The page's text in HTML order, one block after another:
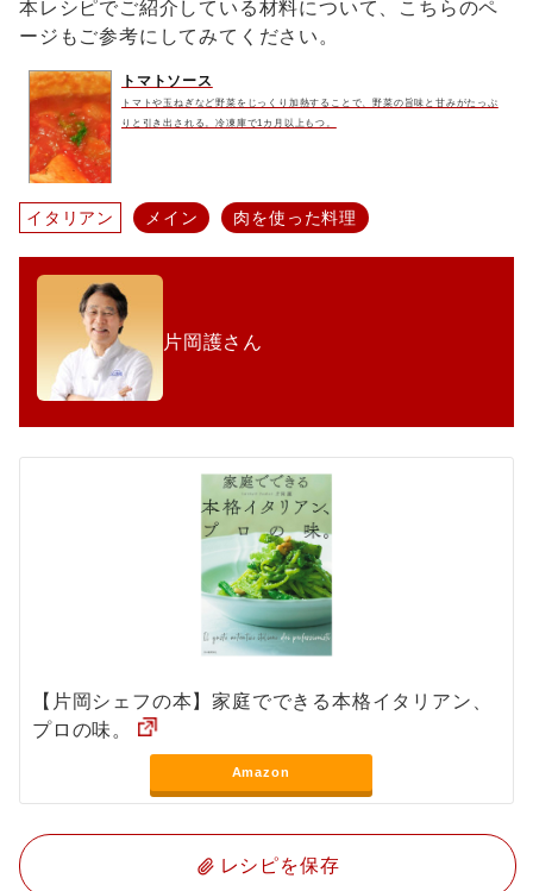
本レシピでご紹介している材料について、こちらのペ
ージもご参考にしてみてください。
トマトソース
トマトや玉ねぎなど野菜をじっくり加熱することで、野菜の旨味と甘みがたっぷ
りと引き出される。冷凍庫で1カ月以上もつ。
イタリアン メイン 肉を使った料理
片岡護さん
【片岡シェフの本】家庭でできる本格イタリアン、
プロの味。
Amazon
レシピを保存